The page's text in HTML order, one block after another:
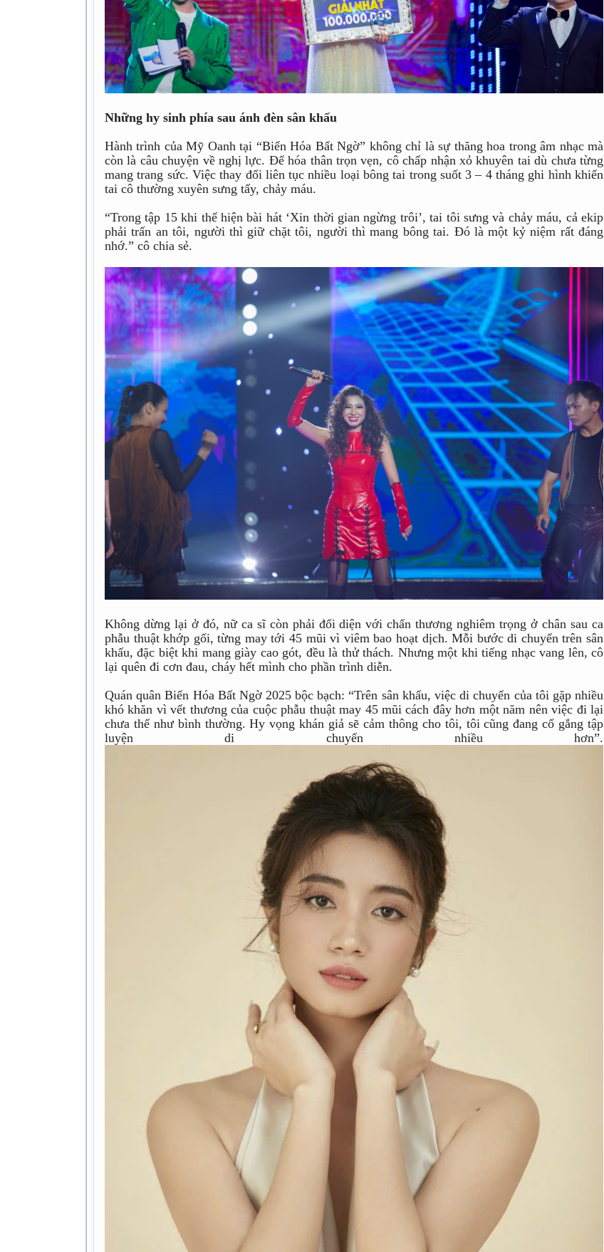
Những hy sinh phía sau ánh đèn sân khấu
Hành trình của Mỹ Oanh tại “Biến Hóa Bất Ngờ” không chỉ là sự thăng hoa trong âm nhạc mà
còn là câu chuyện về nghị lực. Để hóa thân trọn vẹn, cô chấp nhận xỏ khuyên tai dù chưa từng
mang trang sức. Việc thay đổi liên tục nhiều loại bông tai trong suốt 3 – 4 tháng ghi hình khiến
tai cô thường xuyên sưng tấy, chảy máu.
“Trong tập 15 khi thể hiện bài hát ‘Xin thời gian ngừng trôi’, tai tôi sưng và chảy máu, cả ekip
phải trấn an tôi, người thì giữ chặt tôi, người thì mang bông tai. Đó là một kỷ niệm rất đáng
nhớ.” cô chia sẻ.
Không dừng lại ở đó, nữ ca sĩ còn phải đối diện với chấn thương nghiêm trọng ở chân sau ca
phẫu thuật khớp gối, từng may tới 45 mũi vì viêm bao hoạt dịch. Mỗi bước di chuyển trên sân
khấu, đặc biệt khi mang giày cao gót, đều là thử thách. Nhưng một khi tiếng nhạc vang lên, cô
lại quên đi cơn đau, cháy hết mình cho phần trình diễn.
Quán quân Biến Hóa Bất Ngờ 2025 bộc bạch: “Trên sân khấu, việc di chuyển của tôi gặp nhiều
khó khăn vì vết thương của cuộc phẫu thuật may 45 mũi cách đây hơn một năm nên việc đi lại
chưa thể như bình thường. Hy vọng khán giả sẽ cảm thông cho tôi, tôi cũng đang cố gắng tập
luyện di chuyển nhiều hơn”.